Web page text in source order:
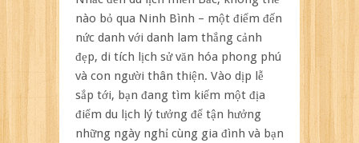
Ninh
Bình
lễ
30/4
gì
thú
vị?
nào bỏ qua Ninh Bình – một điểm đến
nức danh với danh lam thắng cảnh
đẹp, di tích lịch sử văn hóa phong phú
và con người thân thiện. Vào dịp lễ
sắp tới, bạn đang tìm kiếm một địa
điểm du lịch lý tưởng để tận hưởng
những ngày nghỉ cùng gia đình và bạn